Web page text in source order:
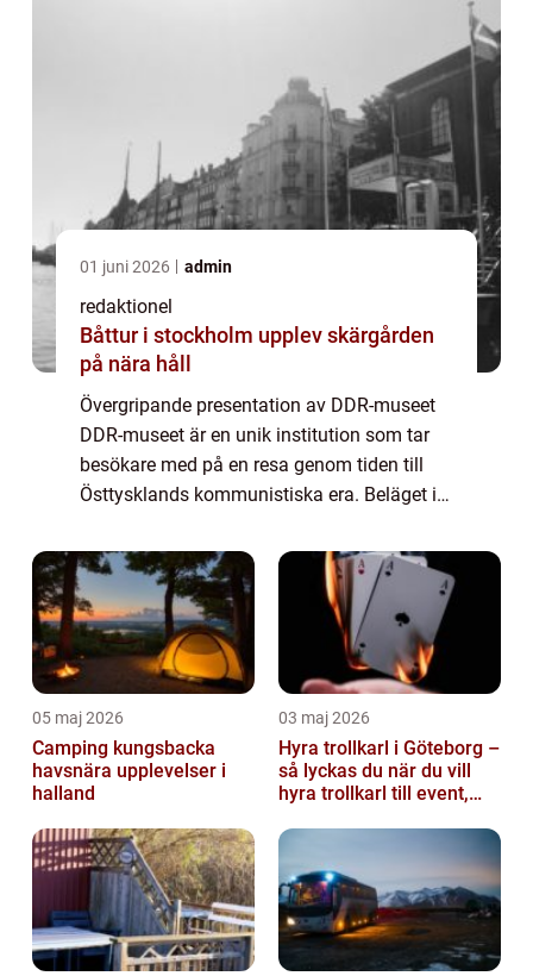
01 juni 2026 admin
redaktionel
Båttur i stockholm upplev skärgården
på nära håll
Övergripande presentation av DDR-museet
DDR-museet är en unik institution som tar
besökare med på en resa genom tiden till
Östtysklands kommunistiska era. Beläget i
fascinerande inblick i livet bakom järnridån
oc...
05 maj 2026
Camping kungsbacka
havsnära upplevelser i
halland
03 maj 2026
Hyra trollkarl i Göteborg –
så lyckas du när du vill
hyra trollkarl till event,